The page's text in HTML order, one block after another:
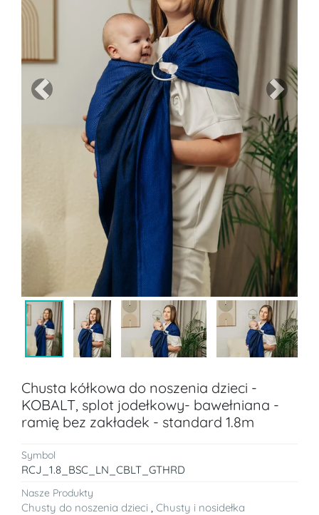
Previous Next
Chusta kółkowa do noszenia dzieci -
KOBALT, splot jodełkowy- bawełniana -
ramię bez zakładek - standard 1.8m
Symbol
RCJ_1.8_BSC_LN_CBLT_GTHRD
Nasze Produkty
Chusty do noszenia dzieci Chusty i nosidełka